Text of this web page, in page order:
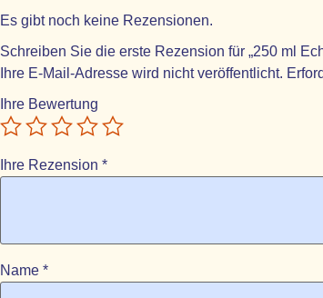
Es gibt noch keine Rezensionen.
Schreiben Sie die erste Rezension für „250 ml
Ihre E-Mail-Adresse wird nicht veröffentlicht.
Ihre Bewertung
Ihre Rezension *
Name *